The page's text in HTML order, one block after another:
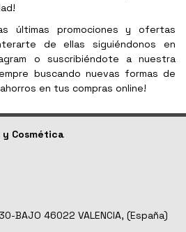
últimas promociones y ofertas
de ellas siguiéndonos en
o suscribiéndote a nuestra
buscando nuevas formas de
en tus compras online!
Cosmética
BAJO 46022 VALENCIA, (España)